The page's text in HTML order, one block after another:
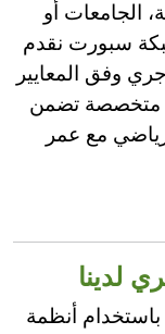
الجامعات أو
سبورت نقدم
وفق المعايير
متخصصة تضمن
مع عمر
لدينا
باستخدام أنظمة